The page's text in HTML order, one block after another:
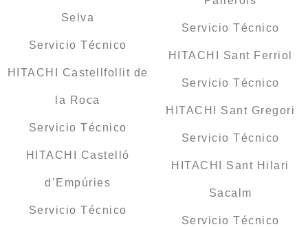
Selva
Servicio Técnico
HITACHI Castellfollit de
la Roca
Servicio Técnico
HITACHI Castelló
d’Empúries
Servicio Técnico
Servicio Técnico
HITACHI Sant Ferriol
Servicio Técnico
HITACHI Sant Gregori
Servicio Técnico
HITACHI Sant Hilari
Sacalm
Servicio Técnico